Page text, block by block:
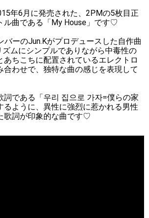
年6月に発売された、2PMの5枚目正
ル曲である「My House」です♡
バーのJun.Kがプロデュースした自作曲
ムにシンプルでありながら中毒性の
あちこちに配置されているエレクトロ
合わせで、独特な曲の感じを表現して
詞である「우리 집으로 가자=僕らの家
るように、異性に強烈に惹かれる男性
歌詞が印象的な曲です♡